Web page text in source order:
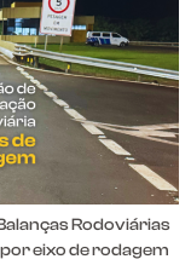
Rodoviárias
eixo de rodagem